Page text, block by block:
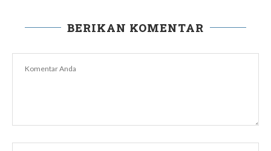
BERIKAN KOMENTAR